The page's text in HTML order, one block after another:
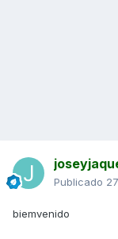
Publicado
biemvenido